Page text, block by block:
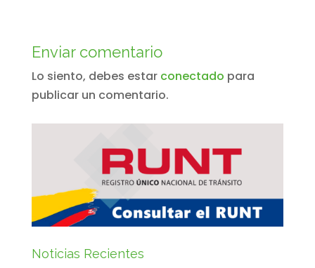
Enviar comentario
Lo siento, debes estar conectado para
publicar un comentario.
Noticias Recientes